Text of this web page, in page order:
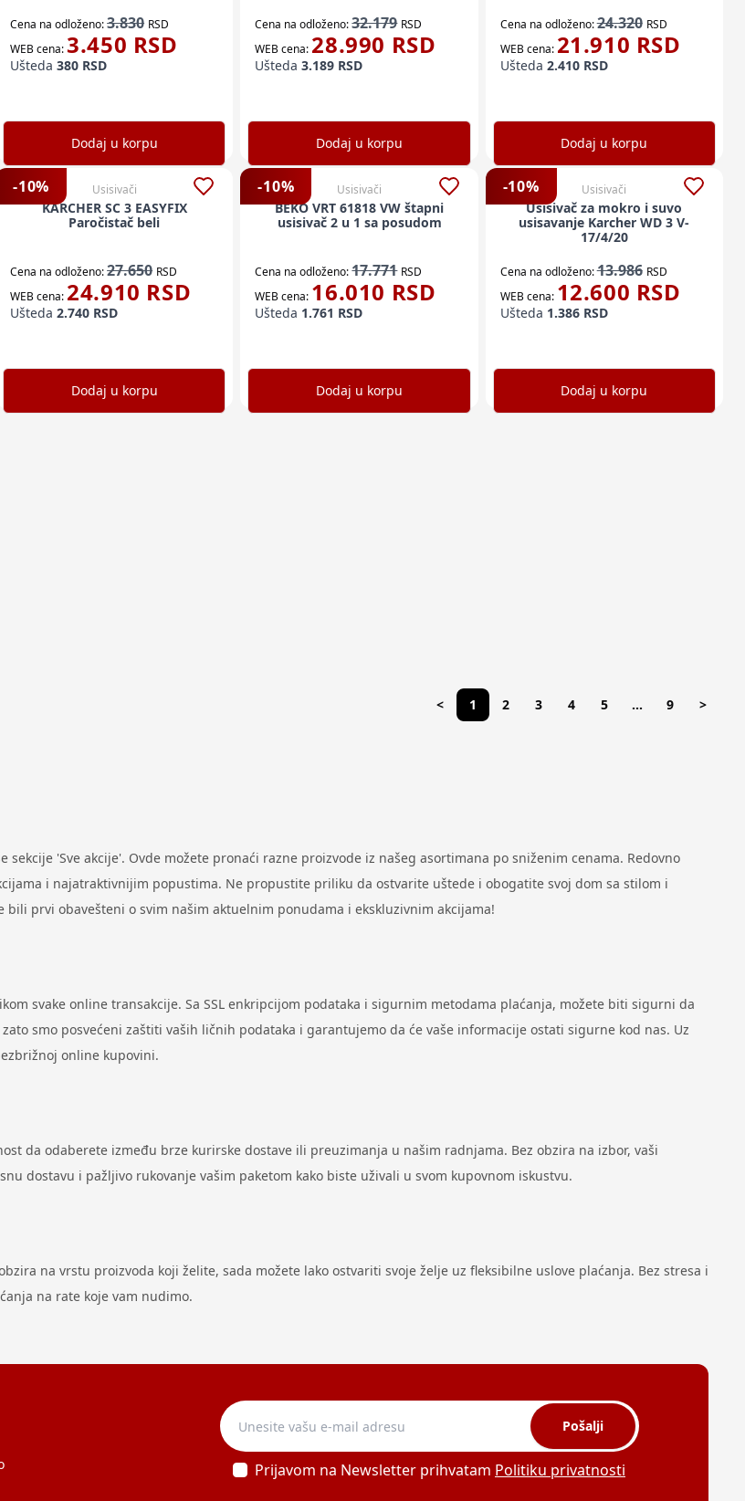
Cena na odloženo:3.830 RSD
WEB cena:3.450 RSD
Ušteda 380 RSD
Dodaj u korpu
Cena na odloženo:32.179 RSD
WEB cena: 28.990 RSD
Ušteda 3.189 RSD
Dodaj u korpu
Cena na odloženo:24.320 RSD
WEB cena: 21.910 RSD
Ušteda 2.410RSD
Dodaj u korpu
-10% Usisivači
KARCHER SC 3 EASYFIX
Paročistač beli
Cena na odloženo:27.650 RSD
WEB cena: 24.910 RSD
Ušteda 2.740 RSD
Dodaj u korpu
-10% Usisivači
BEKO VRT 61818 VW štapni
usisivač 2 u 1 sa posudom
Cena na odloženo:17.771 RSD
WEB cena: 16.010 RSD
Ušteda 1.761 RSD
Dodaj u korpu
-10% Usisivači
Usisivač za mokro i suvo
usisavanje Karcher WD 3 V-
17/4/20
Cena na odloženo:13.986 RSD
WEB cena: 12.600 RSD
Ušteda 1.386RSD
Dodaj u korpu
< 1 2 3 4 5 ... 9 >
'Sve akcije'. Ovde možete pronaći razne proizvode iz našeg asortimana po sniženim cenama. Redovno
i najatraktivnijim popustima. Ne propustite priliku da ostvarite uštede i obogatite svoj dom sa stilom i
prvi obavešteni o svim našim aktuelnim ponudama i ekskluzivnim akcijama!
svake online transakcije. Sa SSL enkripcijom podataka i sigurnim metodama plaćanja, možete biti sigurni da
smo posvećeni zaštiti vaših ličnih podataka i garantujemo da će vaše informacije ostati sigurne kod nas. Uz
online kupovini.
da odaberete između brze kurirske dostave ili preuzimanja u našim radnjama. Bez obzira na izbor, vaši
dostavu i pažljivo rukovanje vašim paketom kako biste uživali u svom kupovnom iskustvu.
na vrstu proizvoda koji želite, sada možete lako ostvariti svoje želje uz fleksibilne uslove plaćanja. Bez stresa i
na rate koje vam nudimo.
Pošalji
Prijavom na Newsletter prihvatam Politiku privatnosti